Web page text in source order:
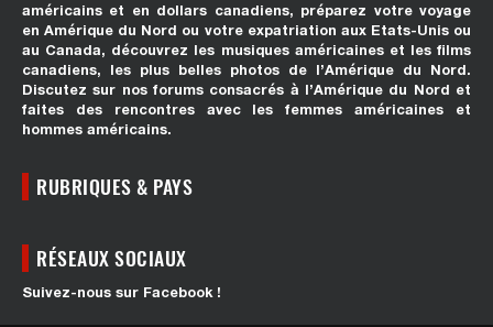
américains et en dollars canadiens, préparez votre voyage
en Amérique du Nord ou votre expatriation aux Etats-Unis ou
au Canada, découvrez les musiques américaines et les films
canadiens, les plus belles photos de l’Amérique du Nord.
Discutez sur nos forums consacrés à l’Amérique du Nord et
faites des rencontres avec les femmes américaines et
hommes américains.
RUBRIQUES & PAYS
RÉSEAUX SOCIAUX
Suivez-nous sur Facebook !